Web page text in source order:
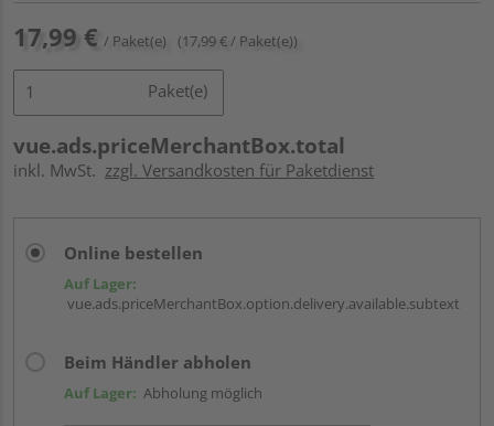
17,99 € / Paket(e) (17,99 € / Paket(e))
Paket(e)
vue.ads.priceMerchantBox.total
inkl. MwSt. zzgl. Versandkosten für Paketdienst
Online bestellen
Auf Lager:
vue.ads.priceMerchantBox.option.delivery.available.subtext
Beim Händler abholen
Auf Lager: Abholung möglich